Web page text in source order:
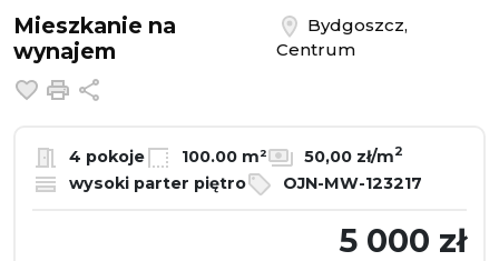
Mieszkanie na
wynajem
Bydgoszcz,
Centrum
Dodaj do ulubionych
Drukuj
4 pokoje 100.00 m² 50,00 zł/m2
wysoki parter piętro OJN-MW-123217
5 000 zł